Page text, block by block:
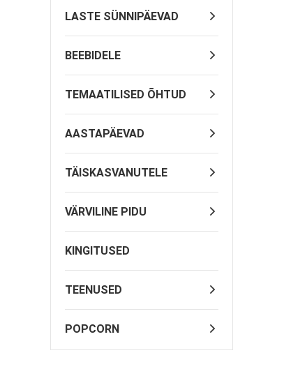
LASTE SÜNNIPÄEVAD
BEEBIDELE
TEMAATILISED ÕHTUD
AASTAPÄEVAD
TÄISKASVANUTELE
VÄRVILINE PIDU
KINGITUSED
TEENUSED
POPCORN